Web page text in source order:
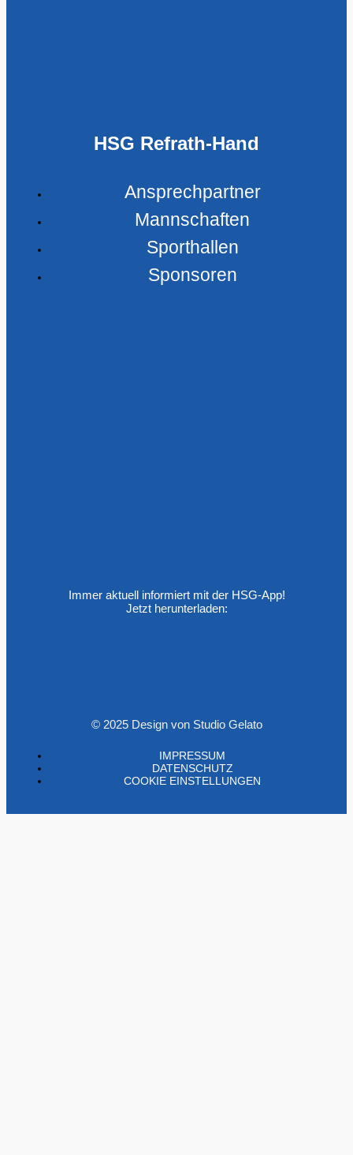
HSG Refrath-Hand
Ansprechpartner
Mannschaften
Sporthallen
Sponsoren
Immer aktuell informiert mit der HSG-App!
Jetzt herunterladen:
© 2025 Design von Studio Gelato
IMPRESSUM
DATENSCHUTZ
COOKIE EINSTELLUNGEN